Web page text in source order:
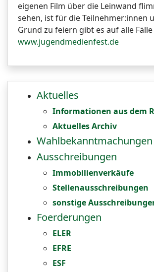
eigenen Film über die Leinwand
sehen, ist für die Teilnehmer:innen
Grund zu feiern gibt es auf alle
www.jugendmedienfest.de
Aktuelles
Informationen aus dem
Aktuelles Archiv
Wahlbekanntmachungen
Ausschreibungen
Immobilienverkäufe
Stellenausschreibungen
sonstige
Foerderungen
ELER
EFRE
ESF